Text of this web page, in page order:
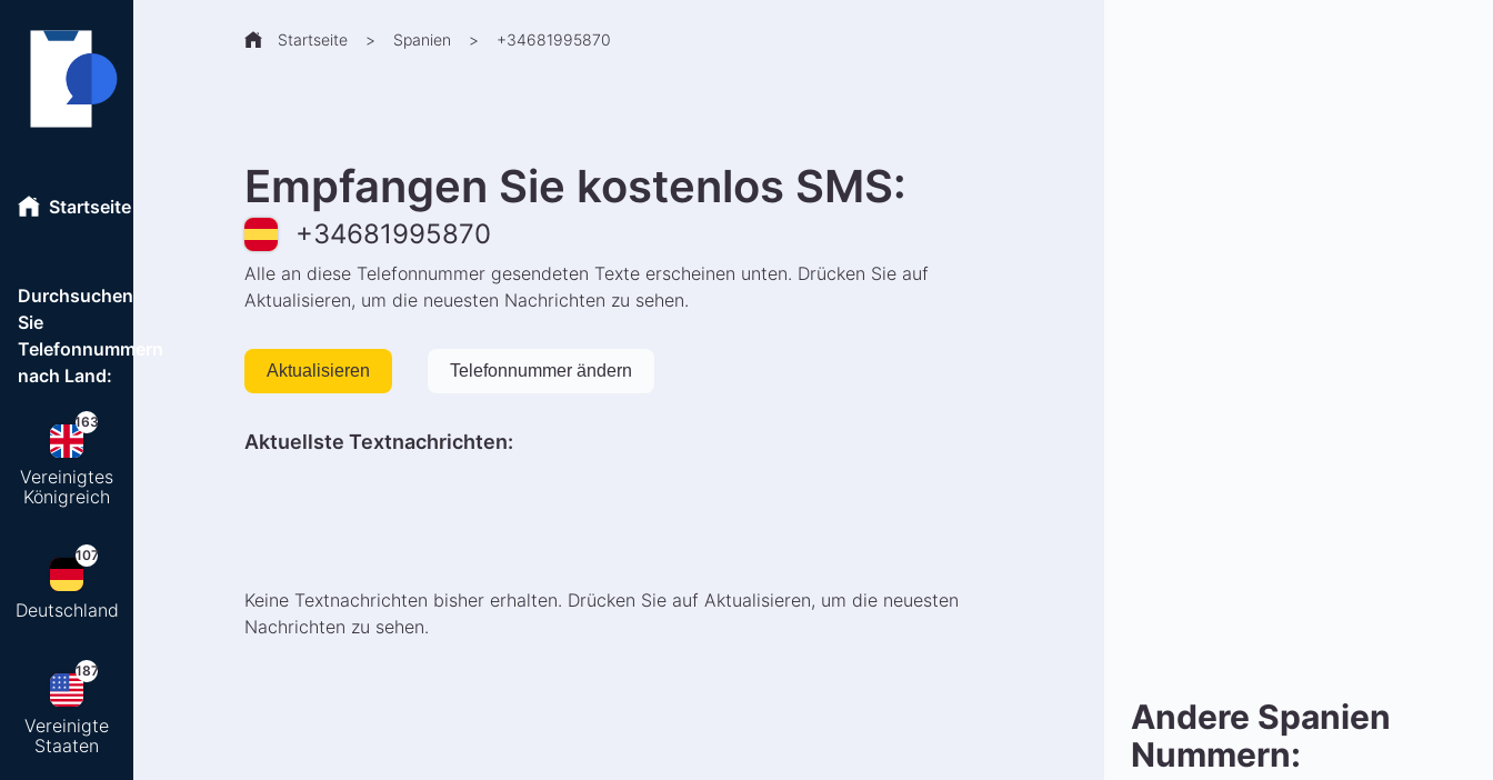
Startseite
Durchsuchen
Sie
Telefonnummern
nach Land:
163
Vereinigtes
Königreich
107
Deutschland
187
Vereinigte
Staaten
Startseite > Spanien > +34681995870
Empfangen Sie kostenlos SMS:
+34681995870
Alle an diese Telefonnummer gesendeten Texte erscheinen unten. Drücken Sie auf
Aktualisieren, um die neuesten Nachrichten zu sehen.
Aktualisieren Telefonnummer ändern
Aktuellste Textnachrichten:
Keine Textnachrichten bisher erhalten. Drücken Sie auf Aktualisieren, um die neuesten
Nachrichten zu sehen.
Andere Spanien
Nummern: